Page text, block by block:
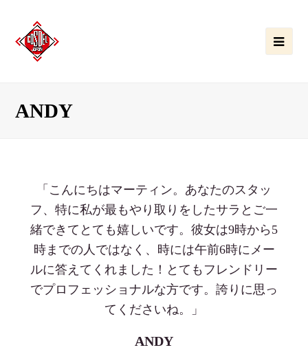
ANDY
「こんにちはマーティン。あなたのスタッ
フ、特に私が最もやり取りをしたサラとご一
緒できてとても嬉しいです。彼女は9時から5
時までの人ではなく、時には午前6時にメー
ルに答えてくれました！とてもフレンドリー
でプロフェッショナルな方です。誇りに思っ
てくださいね。」
ANDY